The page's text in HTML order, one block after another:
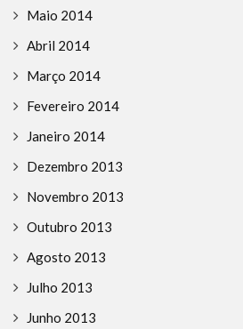
Maio 2014
Abril 2014
Março 2014
Fevereiro 2014
Janeiro 2014
Dezembro 2013
Novembro 2013
Outubro 2013
Agosto 2013
Julho 2013
Junho 2013